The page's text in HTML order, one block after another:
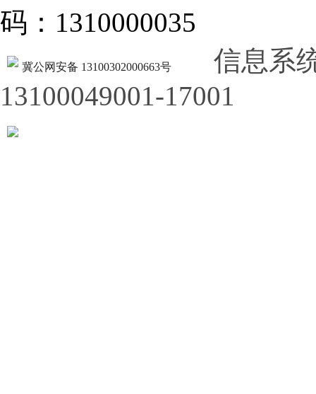
码：1310000035
冀公网安备 13100302000663号
信息系
13100049001-17001